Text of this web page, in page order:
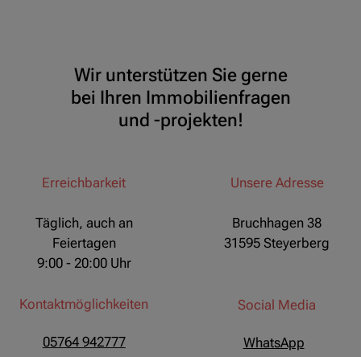
Wir unterstützen Sie gerne
bei Ihren Immobilienfragen
und -projekten!
Erreichbarkeit
Täglich, auch an
Feiertagen
9:00 - 20:00 Uhr
Kontaktmöglichkeiten
05764 942777
Unsere Adresse
Bruchhagen 38
31595 Steyerberg
Social Media
WhatsApp